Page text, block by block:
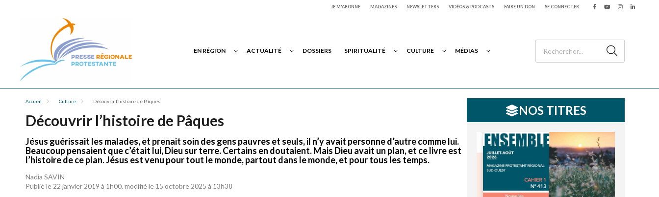
JE M'ABONNE MAGAZINES NEWSLETTERS VIDÉOS & PODCASTS FAIRE UN DON SE CONNECTER
EN RÉGION ACTUALITÉ DOSSIERS SPIRITUALITÉ CULTURE MÉDIAS
Accueil Culture Découvrir l’histoire de Pâques
Découvrir l’histoire de Pâques
Jésus guérissait les malades, et prenait soin des gens pauvres et seuls, il n’y avait personne d’autre comme lui.
Beaucoup pensaient que c’était lui, Dieu sur terre. Certains en doutaient. Mais Dieu avait un plan, et ce livre est
l’histoire de ce plan. Jésus est venu pour tout le monde, partout dans le monde, et pour tous les temps.
Nadia SAVIN
Publié le 22 janvier 2019 à 1h00, modifié le 15 octobre 2025 à 13h38
NOS TITRES